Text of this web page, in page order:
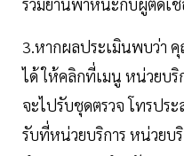
ร่วมยานพาหนะกับผู้ติดเชื้
3.หากผลประเมินพบว่า
ได้ ให้คลิกที่เมนู หน่วยบริ
จะไปรับชุดตรวจ โทรปร
รับที่หน่วยบริการ หน่วยบ